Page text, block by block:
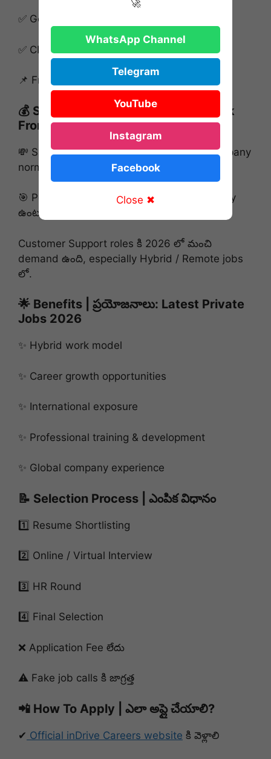
✅ Google Docs / Sheets ఉపయోగించగలగాలి
✅ CRM tools experience ఉంటే advantage
📌 Fresher candidates కూడా apply చేయవచ్చు.
💰 Salary Details | జీతం వివరాలు : Work
From Home Customer Support Jobs
💸 Salary: Industry standard package (Company
norms ప్రకారం)
🎯 Performance & experience ఆధారంగా salary
ఉంటుంది.
Customer Support roles కి 2026 లో మంచి
demand ఉంది, especially Hybrid / Remote jobs
లో.
🌟 Benefits | ప్రయోజనాలు: Latest Private
Jobs 2026
✨ Hybrid work model
✨ Career growth opportunities
✨ International exposure
✨ Professional training & development
✨ Global company experience
📝 Selection Process | ఎంపిక విధానం
1️⃣ Resume Shortlisting
2️⃣ Online / Virtual Interview
3️⃣ HR Round
4️⃣ Final Selection
❌ Application Fee లేదు
⚠ Fake job calls కి జాగ్రత్త
📲 How To Apply | ఎలా అప్లై చేయాలి?
✔ Official inDrive Careers website కి వెళ్లాలి
🚀
WhatsApp Channel
Telegram
YouTube
Instagram
Facebook
Close ✖